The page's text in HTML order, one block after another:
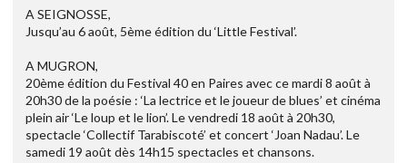
A SEIGNOSSE,
Jusqu’au 6 août, 5ème édition du ‘Little Festival’.
A MUGRON,
20ème édition du Festival 40 en Paires avec ce mardi 8 août à
20h30 de la poésie : ‘La lectrice et le joueur de blues’ et cinéma
plein air ‘Le loup et le lion’. Le vendredi 18 août à 20h30,
spectacle ‘Collectif Tarabiscoté’ et concert ‘Joan Nadau’. Le
samedi 19 août dès 14h15 spectacles et chansons.